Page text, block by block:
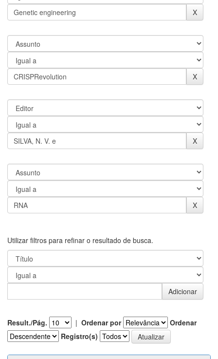
Utilizar filtros para refinar o resultado de busca.
Result./Pág. | Ordenar por
Ordenar
Registro(s)